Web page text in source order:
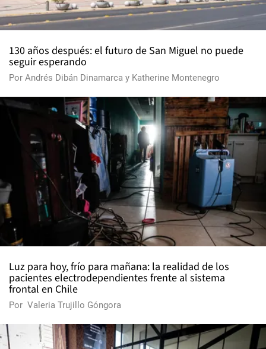
130 años después: el futuro de San Miguel no puede
seguir esperando
Por Andrés Dibán Dinamarca y Katherine Montenegro
Luz para hoy, frío para mañana: la realidad de los
pacientes electrodependientes frente al sistema
frontal en Chile
Por Valeria Trujillo Góngora